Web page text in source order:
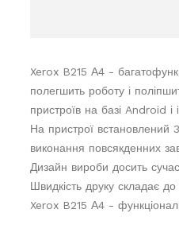
Xerox B215 А4 -
полегшить роботу і
пристроїв на базі Android і
На пристрої встановлений
виконання повсякденних
Дизайн вироби досить
Швидкість друку складає
Xerox B215 А4 -